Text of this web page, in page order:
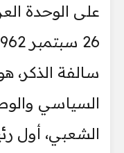
على الوحدة
سالفة الذكر،
السياسي
الشعبي، أول